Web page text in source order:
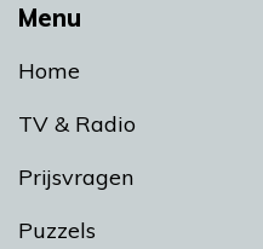
Menu
Home
TV & Radio
Prijsvragen
Puzzels